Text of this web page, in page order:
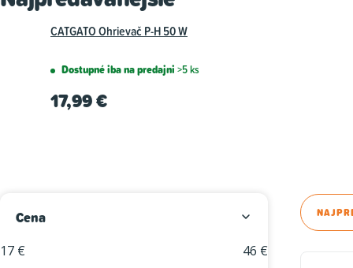
CATGATO Ohrievač P-H 50 W
Dostupné iba na predajni >5 ks
17,99 €
o
Cena
17 € 46 €
R
a